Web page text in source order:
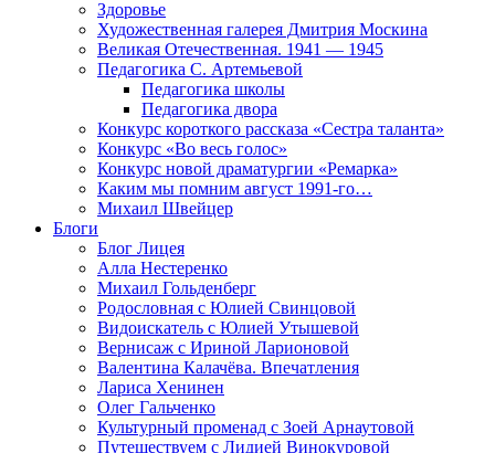
Здоровье
Художественная галерея Дмитрия Москина
Великая Отечественная. 1941 — 1945
Педагогика С. Артемьевой
Педагогика школы
Педагогика двора
Конкурс короткого рассказа «Сестра таланта»
Конкурс «Во весь голос»
Конкурс новой драматургии «Ремарка»
Каким мы помним август 1991-го…
Михаил Швейцер
Блоги
Блог Лицея
Алла Нестеренко
Михаил Гольденберг
Родословная с Юлией Свинцовой
Видоискатель с Юлией Утышевой
Вернисаж с Ириной Ларионовой
Валентина Калачёва. Впечатления
Лариса Хенинен
Олег Гальченко
Культурный променад с Зоей Арнаутовой
Путешествуем с Лидией Винокуровой